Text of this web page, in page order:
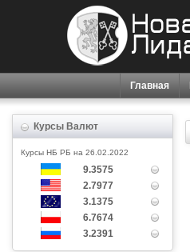
Главная
Курсы Валют
Курсы НБ РБ на 26.02.2022
9.3575
2.7977
3.1375
6.7674
3.2391